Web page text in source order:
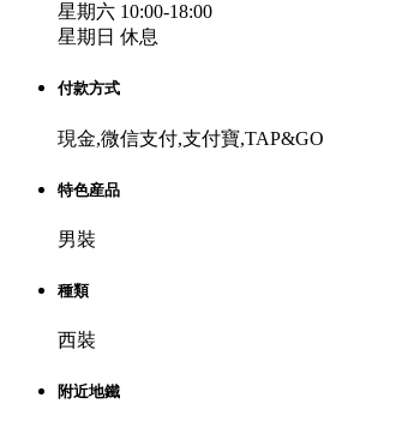
星期六 10:00-18:00
星期日 休息
付款方式
現金,微信支付,支付寶,TAP&GO
特色産品
男裝
種類
西裝
附近地鐵